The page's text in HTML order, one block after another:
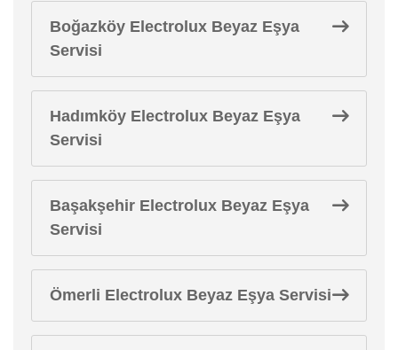
Boğazköy Electrolux Beyaz Eşya
Servisi
Hadımköy Electrolux Beyaz Eşya
Servisi
Başakşehir Electrolux Beyaz Eşya
Servisi
Ömerli Electrolux Beyaz Eşya Servisi